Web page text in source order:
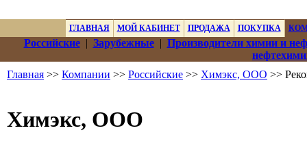
ГЛАВНАЯ МОЙ КАБИНЕТ ПРОДАЖА ПОКУПКА
Российские| Зарубежные| Производители химии и
Главная >> Компании >> Российские >> Химэкс, ООО >>
Химэкс, ООО